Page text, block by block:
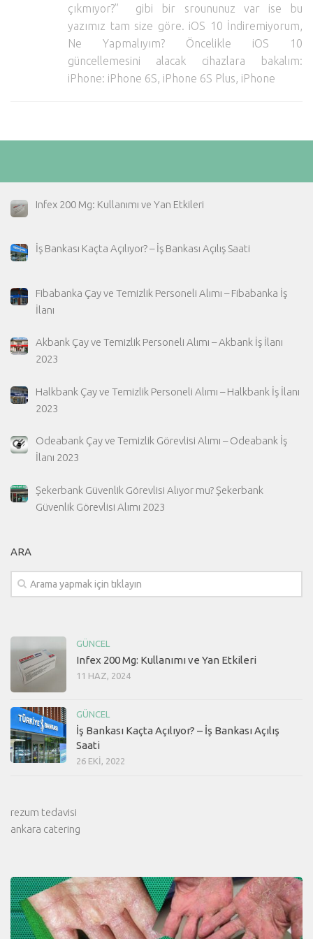
Hayattan Kesitler
çıkmıyor?” gibi bir sroununuz var ise bu
yazımız tam size göre. iOS 10 İndiremiyorum,
Ne Yapmalıyım? Öncelikle iOS 10
güncellemesini alacak cihazlara bakalım:
iPhone: iPhone 6S, iPhone 6S Plus, iPhone
Infex 200 Mg: Kullanımı ve Yan Etkileri
İş Bankası Kaçta Açılıyor? – İş Bankası Açılış Saati
Fibabanka Çay ve Temizlik Personeli Alımı – Fibabanka İş
İlanı
Akbank Çay ve Temizlik Personeli Alımı – Akbank İş İlanı
2023
Halkbank Çay ve Temizlik Personeli Alımı – Halkbank İş İlanı
2023
Odeabank Çay ve Temizlik Görevlisi Alımı – Odeabank İş
İlanı 2023
Şekerbank Güvenlik Görevlisi Alıyor mu? Şekerbank
Güvenlik Görevlisi Alımı 2023
ARA
GÜNCEL
Infex 200 Mg: Kullanımı ve Yan Etkileri
11 HAZ, 2024
GÜNCEL
İş Bankası Kaçta Açılıyor? – İş Bankası Açılış
Saati
26 EKI, 2022
rezum tedavisi
ankara catering